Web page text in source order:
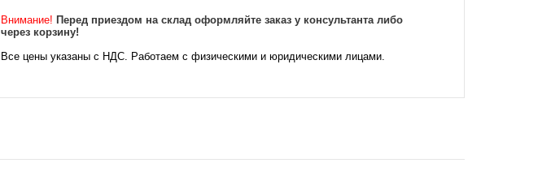
Внимание! Перед приездом на склад оформляйте заказ у консультанта либо
через корзину!
Все цены указаны с НДС. Работаем с физическими и юридическими лицами.